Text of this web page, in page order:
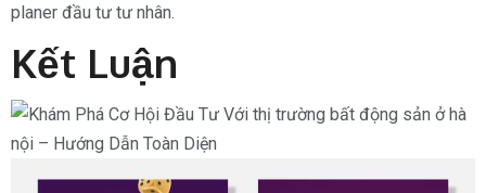
planer đầu tư tư nhân.
Kết Luận